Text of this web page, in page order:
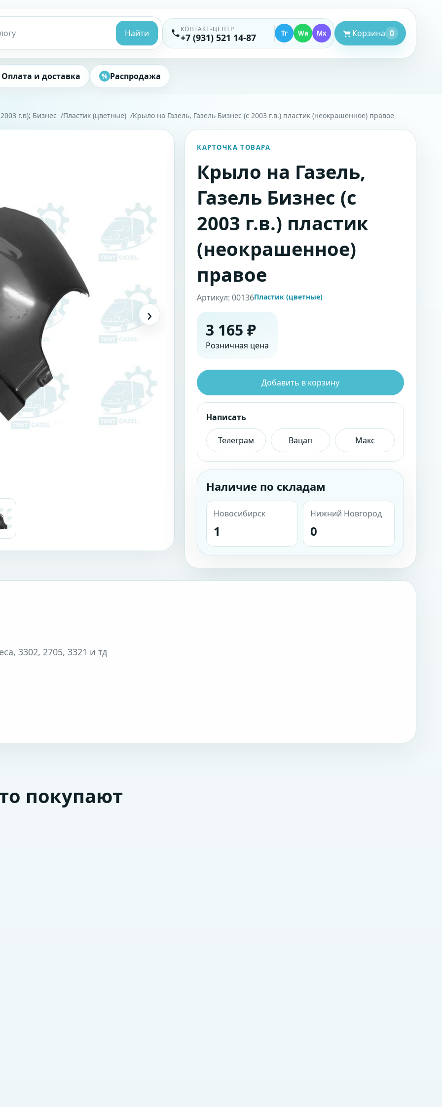
Найти КОНТАКТ-ЦЕНТР
+7 (931) 521 14-87 Тг Wa Mx Корзина 0
Оплата и доставка % Распродажа
г.в); Бизнес Пластик (цветные) Крыло на Газель, Газель Бизнес (с 2003 г.в.) пластик (неокрашенное) правое
›
КАРТОЧКА ТОВАРА
Крыло на Газель,
Газель Бизнес (с
2003 г.в.) пластик
(неокрашенное)
правое
Артикул: 00136Пластик (цветные)
3 165 ₽
Розничная цена
Добавить в корзину
Написать
Телеграм Вацап Макс
Наличие по складам
Новосибирск
1
Нижний Новгород
0
3302, 2705, 3321 и тд
покупают